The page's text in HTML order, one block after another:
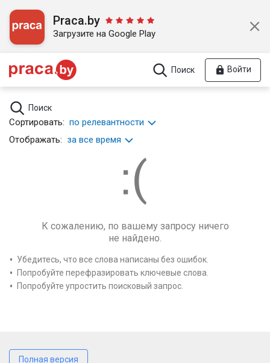
Praca.by
Загрузите на Google Play
Поиск Войти
Поиск
Сортировать: по релевантности
Отображать: за все время
К сожалению, по вашему запросу ничего
не найдено.
Убедитесь, что все слова написаны без ошибок.
Попробуйте перефразировать ключевые слова.
Попробуйте упростить поисковый запрос.
Полная версия